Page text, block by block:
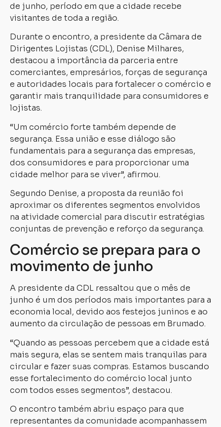
de junho, período em que a cidade recebe
visitantes de toda a região.
Durante o encontro, a presidente da Câmara de
Dirigentes Lojistas (CDL), Denise Milhares,
destacou a importância da parceria entre
comerciantes, empresários, forças de segurança
e autoridades locais para fortalecer o comércio e
garantir mais tranquilidade para consumidores e
lojistas.
“Um comércio forte também depende de
segurança. Essa união e esse diálogo são
fundamentais para a segurança das empresas,
dos consumidores e para proporcionar uma
cidade melhor para se viver”, afirmou.
Segundo Denise, a proposta da reunião foi
aproximar os diferentes segmentos envolvidos
na atividade comercial para discutir estratégias
conjuntas de prevenção e reforço da segurança.
Comércio se prepara para o
movimento de junho
A presidente da CDL ressaltou que o mês de
junho é um dos períodos mais importantes para a
economia local, devido aos festejos juninos e ao
aumento da circulação de pessoas em Brumado.
“Quando as pessoas percebem que a cidade está
mais segura, elas se sentem mais tranquilas para
circular e fazer suas compras. Estamos buscando
esse fortalecimento do comércio local junto
com todos esses segmentos”, destacou.
O encontro também abriu espaço para que
representantes da comunidade acompanhassem